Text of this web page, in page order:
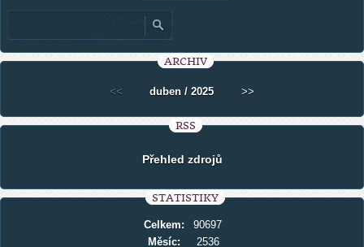
ARCHIV
<< duben / 2025 >>
RSS
Přehled zdrojů
STATISTIKY
Celkem:
90697
Měsíc:
2536